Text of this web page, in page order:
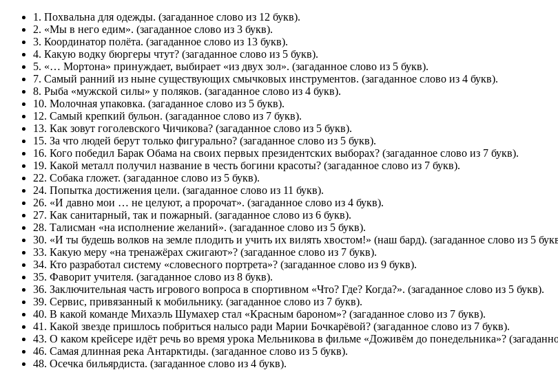
1. Похвальна для одежды. (загаданное слово из 12 букв).
2. «Мы в него едим». (загаданное слово из 3 букв).
3. Координатор полёта. (загаданное слово из 13 букв).
4. Какую водку бюргеры чтут? (загаданное слово из 5 букв).
5. «… Мортона» принуждает, выбирает «из двух зол». (загаданное слово из 5 букв).
7. Самый ранний из ныне существующих смычковых инструментов. (загаданное слово из 4 букв).
8. Рыба «мужской силы» у поляков. (загаданное слово из 4 букв).
10. Молочная упаковка. (загаданное слово из 5 букв).
12. Самый крепкий бульон. (загаданное слово из 7 букв).
13. Как зовут гоголевского Чичикова? (загаданное слово из 5 букв).
15. За что людей берут только фигурально? (загаданное слово из 5 букв).
16. Кого победил Барак Обама на своих первых президентских выборах? (загаданное слово из 7 букв).
19. Какой металл получил название в честь богини красоты? (загаданное слово из 7 букв).
22. Собака гложет. (загаданное слово из 5 букв).
24. Попытка достижения цели. (загаданное слово из 11 букв).
26. «И давно мои … не целуют, а пророчат». (загаданное слово из 4 букв).
27. Как санитарный, так и пожарный. (загаданное слово из 6 букв).
28. Талисман «на исполнение желаний». (загаданное слово из 5 букв).
30. «И ты будешь волков на земле плодить и учить их вилять хвостом!» (наш бард). (загаданное слово из 5
33. Какую меру «на тренажёрах сжигают»? (загаданное слово из 7 букв).
34. Кто разработал систему «словесного портрета»? (загаданное слово из 9 букв).
35. Фаворит учителя. (загаданное слово из 8 букв).
36. Заключительная часть игрового вопроса в спортивном «Что? Где? Когда?». (загаданное слово из 5 букв).
39. Сервис, привязанный к мобильнику. (загаданное слово из 7 букв).
40. В какой команде Михаэль Шумахер стал «Красным бароном»? (загаданное слово из 7 букв).
41. Какой звезде пришлось побриться налысо ради Марии Бочкарёвой? (загаданное слово из 7 букв).
43. О каком крейсере идёт речь во время урока Мельникова в фильме «Доживём до понедельника»?
46. Самая длинная река Антарктиды. (загаданное слово из 5 букв).
48. Осечка бильярдиста. (загаданное слово из 4 букв).